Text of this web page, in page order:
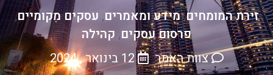
זירת המומחים, מידע ומאמרים, עסקים מקומיים,
פרסום עסקים, קהילה
צוות האתר
12 בינואר , 2024